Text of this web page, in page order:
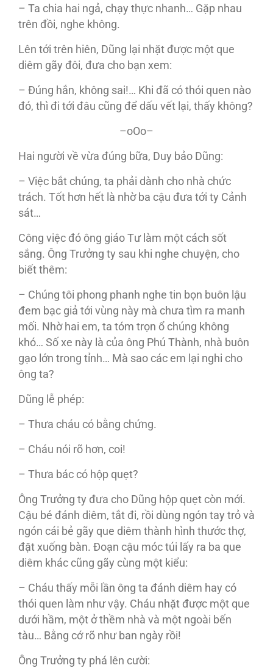
– Ta chia hai ngả, chạy thực nhanh… Gặp nhau
trên đồi, nghe không.
Lên tới trên hiên, Dũng lại nhặt được một que
diêm gãy đôi, đưa cho bạn xem:
– Đúng hắn, không sai!… Khi đã có thói quen nào
đó, thì đi tới đâu cũng để dấu vết lại, thấy không?
–oOo–
Hai người về vừa đúng bữa, Duy bảo Dũng:
– Việc bắt chúng, ta phải dành cho nhà chức
trách. Tốt hơn hết là nhờ ba cậu đưa tới ty Cảnh
sát…
Công việc đó ông giáo Tư làm một cách sốt
sắng. Ông Trưởng ty sau khi nghe chuyện, cho
biết thêm:
– Chúng tôi phong phanh nghe tin bọn buôn lậu
đem bạc giả tới vùng này mà chưa tìm ra manh
mối. Nhờ hai em, ta tóm trọn ổ chúng không
khó… Số xe này là của ông Phú Thành, nhà buôn
gạo lớn trong tỉnh… Mà sao các em lại nghi cho
ông ta?
Dũng lễ phép:
– Thưa cháu có bằng chứng.
– Cháu nói rõ hơn, coi!
– Thưa bác có hộp quẹt?
Ông Trưởng ty đưa cho Dũng hộp quẹt còn mới.
Cậu bé đánh diêm, tắt đi, rồi dùng ngón tay trỏ và
ngón cái bẻ gãy que diêm thành hình thước thợ,
đặt xuống bàn. Đoạn cậu móc túi lấy ra ba que
diêm khác cũng gãy cùng một kiểu:
– Cháu thấy mỗi lần ông ta đánh diêm hay có
thói quen làm như vậy. Cháu nhặt được một que
dưới hầm, một ở thềm nhà và một ngoài bến
tàu… Bằng cớ rõ như ban ngày rồi!
Ông Trưởng ty phá lên cười: